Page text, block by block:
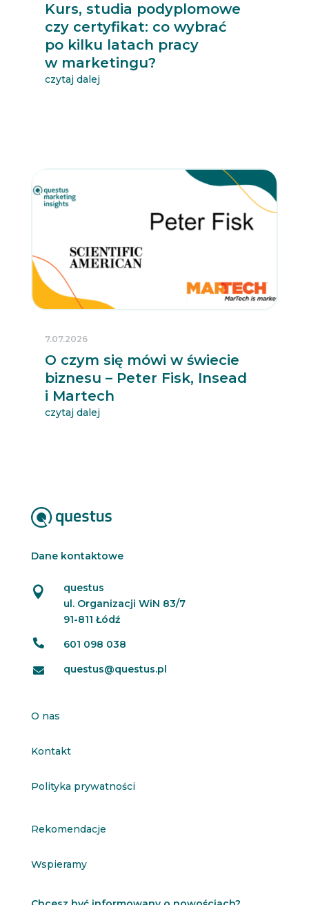
Kurs, studia podyplomowe
czy certyfikat: co wybrać
po kilku latach pracy
w marketingu?
czytaj dalej
O czym się mówi w świecie
biznesu – Peter Fisk, Insead
i Martech
7.07.2026
czytaj dalej
Dane kontaktowe

questus
ul. Organizacji WiN 83/7
91-811 Łódź
 601 098 038
 questus@questus.pl
O nas
Kontakt
Polityka prywatności
Rekomendacje
Wspieramy